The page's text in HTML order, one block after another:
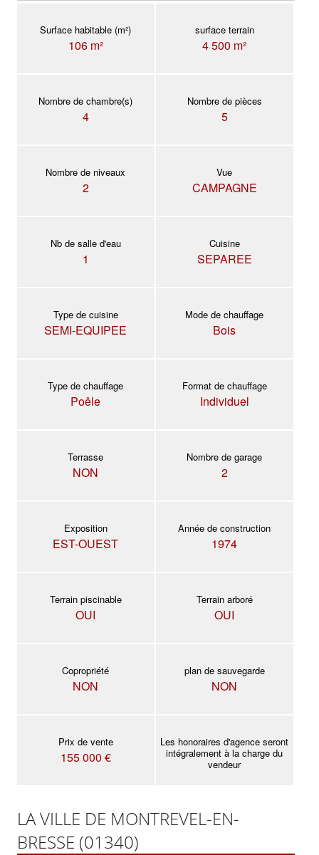
Surface habitable (m²)
106 m²
surface terrain
4 500 m²
Nombre de chambre(s)
4
Nombre de pièces
5
Nombre de niveaux
2
Vue
CAMPAGNE
Nb de salle d'eau
1
Cuisine
SEPAREE
Type de cuisine
SEMI-EQUIPEE
Mode de chauffage
Bois
Type de chauffage
Poêle
Format de chauffage
Individuel
Terrasse
NON
Nombre de garage
2
Exposition
EST-OUEST
Année de construction
1974
Terrain piscinable
OUI
Terrain arboré
OUI
Copropriété
NON
plan de sauvegarde
NON
Prix de vente
155 000 €
Les honoraires d'agence seront
intégralement à la charge du
vendeur
LA VILLE DE MONTREVEL-EN-
BRESSE (01340)